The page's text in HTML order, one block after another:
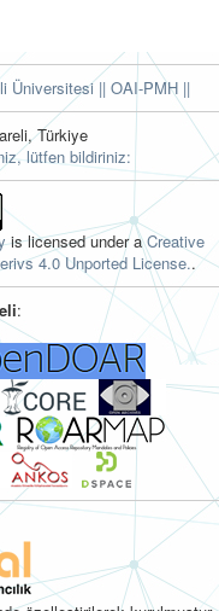
Üniversitesi || OAI-PMH ||
Türkiye
lütfen bildiriniz:
is licensed under aCreative
4.0 Unported License..
: